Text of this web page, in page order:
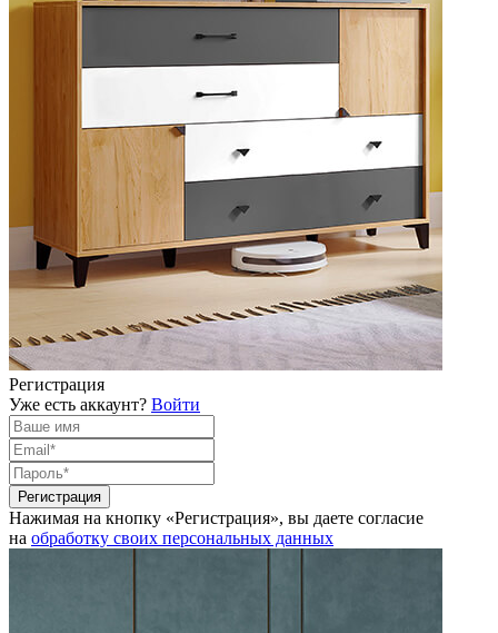
Регистрация
Уже есть аккаунт? Войти
Нажимая на кнопку «Регистрация», вы даете согласие
на обработку своих персональных данных